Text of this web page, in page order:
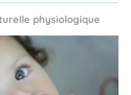
physiologique